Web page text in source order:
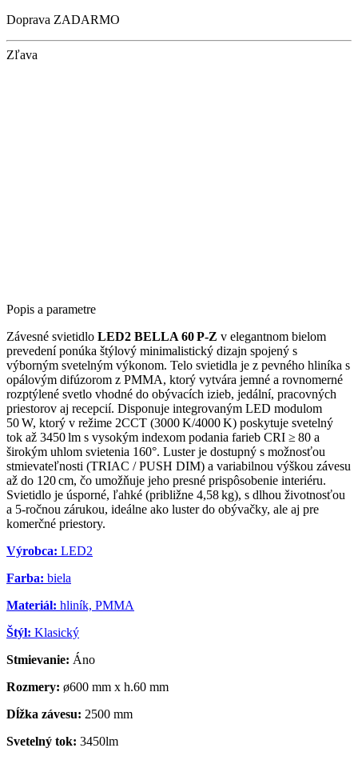
Doprava ZADARMO
Zľava
Popis a parametre
Závesné svietidlo LED2 BELLA 60 P‑Z v elegantnom bielom
prevedení ponúka štýlový minimalistický dizajn spojený s
výborným svetelným výkonom. Telo svietidla je z pevného hliníka s
opálovým difúzorom z PMMA, ktorý vytvára jemné a rovnomerné
rozptýlené svetlo vhodné do obývacích izieb, jedální, pracovných
priestorov aj recepcií. Disponuje integrovaným LED modulom
50 W, ktorý v režime 2CCT (3000 K/4000 K) poskytuje svetelný
tok až 3450 lm s vysokým indexom podania farieb CRI ≥ 80 a
širokým uhlom svietenia 160°. Luster je dostupný s možnosťou
stmievateľnosti (TRIAC / PUSH DIM) a variabilnou výškou závesu
až do 120 cm, čo umožňuje jeho presné prispôsobenie interiéru.
Svietidlo je úsporné, ľahké (približne 4,58 kg), s dlhou životnosťou
a 5‑ročnou zárukou, ideálne ako luster do obývačky, ale aj pre
komerčné priestory.
Výrobca: LED2
Farba: biela
Materiál: hliník, PMMA
Štýl: Klasický
Stmievanie: Áno
Rozmery: ø600 mm x h.60 mm
Dĺžka závesu: 2500 mm
Svetelný tok: 3450lm